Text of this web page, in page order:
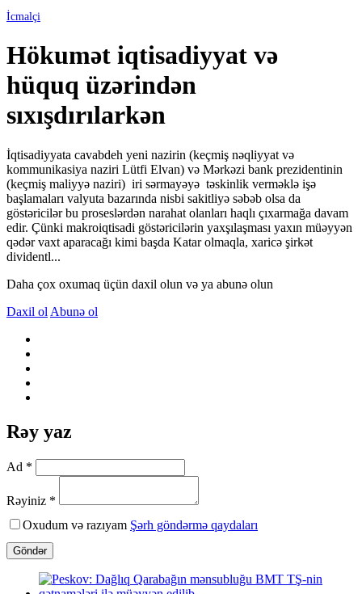
İcmalçi
Hökumət iqtisadiyyat və
hüquq üzərindən
sıxışdırılarkən
İqtisadiyyata cavabdeh yeni nazirin (keçmiş nəqliyyat və
kommunikasiya naziri Lütfi Elvan) və Mərkəzi bank prezidentinin
(keçmiş maliyyə naziri) iri sərmayəyə təskinlik verməklə işə
başlamaları valyuta bazarında nisbi sakitliyə səbəb olsa da
göstəricilər bu proseslərdən narahat olanları haqlı çıxarmağa davam
edir. Çünki makroiqtisadi göstəricilərin yaxşılaşması yaxın müəyyən
qədər vaxt aparacağı kimi başda Katar olmaqla, xaricə şirkət
dividentl...
Daha çox oxumaq üçün daxil olun və ya abunə olun
Daxil ol Abunə ol
Rəy yaz
Ad *
Rəyiniz *
Oxudum və razıyam Şərh göndərmə qaydaları
Göndər